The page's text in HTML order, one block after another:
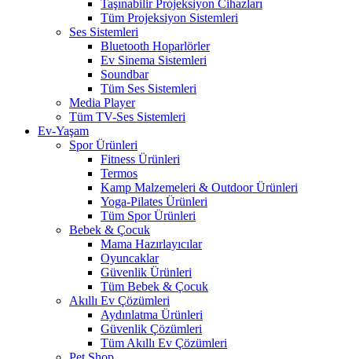
Taşınabilir Projeksiyon Cihazları
Tüm Projeksiyon Sistemleri
Ses Sistemleri
Bluetooth Hoparlörler
Ev Sinema Sistemleri
Soundbar
Tüm Ses Sistemleri
Media Player
Tüm TV-Ses Sistemleri
Ev-Yaşam
Spor Ürünleri
Fitness Ürünleri
Termos
Kamp Malzemeleri & Outdoor Ürünleri
Yoga-Pilates Ürünleri
Tüm Spor Ürünleri
Bebek & Çocuk
Mama Hazırlayıcılar
Oyuncaklar
Güvenlik Ürünleri
Tüm Bebek & Çocuk
Akıllı Ev Çözümleri
Aydınlatma Ürünleri
Güvenlik Çözümleri
Tüm Akıllı Ev Çözümleri